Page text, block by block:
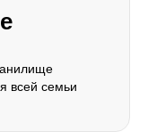
всей семьи